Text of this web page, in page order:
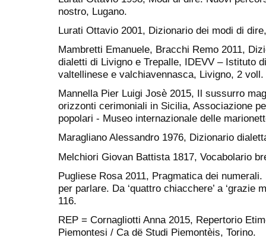
nostro, Lugano.
Lurati Ottavio 2001, Dizionario dei modi di
Mambretti Emanuele, Bracchi Remo 2011,
dialetti di Livigno e Trepalle, IDEVV – Istituto
valtellinese e valchiavennasca, Livigno, 2 voll.
Mannella Pier Luigi Josè 2015, Il sussurro
orizzonti cerimoniali in Sicilia, Associazione
popolari - Museo internazionale delle
Maragliano Alessandro 1976, Dizionario
Melchiori Giovan Battista 1817, Vocabolario
Pugliese Rosa 2011, Pragmatica dei
per parlare. Da ‘quattro chiacchere’ a ‘grazie
116.
REP = Cornagliotti Anna 2015, Repertorio
Piemontesi / Ca dë Studi Piemontèis, Torino.